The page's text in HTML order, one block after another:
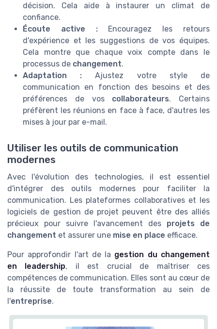
décision. Cela aide à instaurer un climat de
confiance.
Écoute active :Encouragez les retours
d'expérience et les suggestions de vos équipes.
Cela montre que chaque voix compte dans le
processus de changement.
Adaptation : Ajustez votre style de
communication en fonction des besoins et des
préférences de vos collaborateurs. Certains
préfèrent les réunions en face à face, d'autres les
mises à jour par e-mail.
Utiliser les outils de communication
modernes
Avec l'évolution des technologies, il est essentiel
d'intégrer des outils modernes pour faciliter la
communication. Les plateformes collaboratives et les
logiciels de gestion de projet peuvent être des alliés
précieux pour suivre l'avancement des projets de
changement et assurer une mise en place efficace.
Pour approfondir l'art de la gestion du changement
en leadership, il est crucial de maîtriser ces
compétences de communication. Elles sont au cœur de
la réussite de toute transformation au sein de
l'entreprise.